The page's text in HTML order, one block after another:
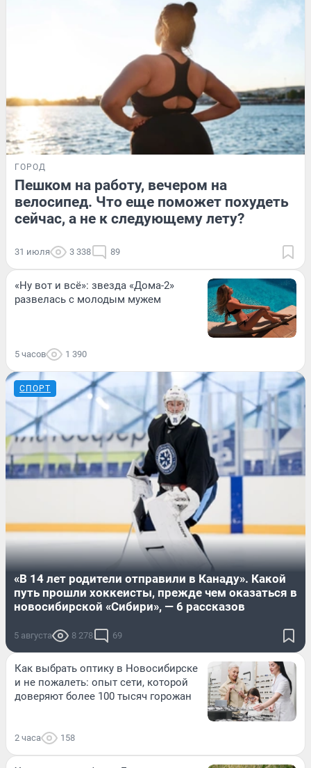
ГОРОД
Пешком на работу, вечером на
велосипед. Что еще поможет похудеть
сейчас, а не к следующему лету?
31 июля 3 338 89
«Ну вот и всё»: звезда «Дома-2»
развелась с молодым мужем
5 часов 1 390
СПОРТ
«В 14 лет родители отправили в Канаду». Какой
путь прошли хоккеисты, прежде чем оказаться в
новосибирской «Сибири», — 6 рассказов
5 августа 8 278 69
Как выбрать оптику в Новосибирске
и не пожалеть: опыт сети, которой
доверяют более 100 тысяч горожан
2 часа 158